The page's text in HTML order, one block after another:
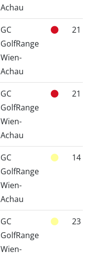
Achau
GC
GolfRange
Wien-
Achau
21
GC
GolfRange
Wien-
Achau
21
GC
GolfRange
Wien-
Achau
14
GC
GolfRange
Wien-
23